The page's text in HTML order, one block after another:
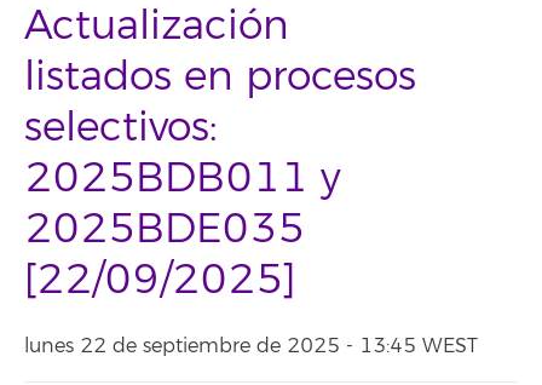
Actualización
listados en procesos
selectivos:
2025BDB011 y
2025BDE035
[22/09/2025]
lunes 22 de septiembre de 2025 - 13:45 WEST